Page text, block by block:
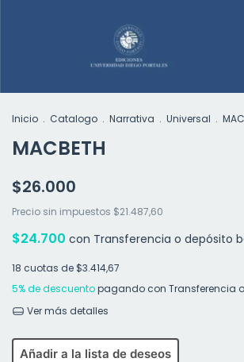
Inicio . Catalogo . Narrativa . Universal .
MACBETH
$26.000
Precio sin impuestos $21.487,60
$24.700 con Transferencia o depósito
18 cuotas de $3.414,67
5% de descuentopagando con Transferencia
Ver más detalles
Añadir a la lista de deseos